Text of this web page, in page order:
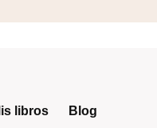
libros Blog